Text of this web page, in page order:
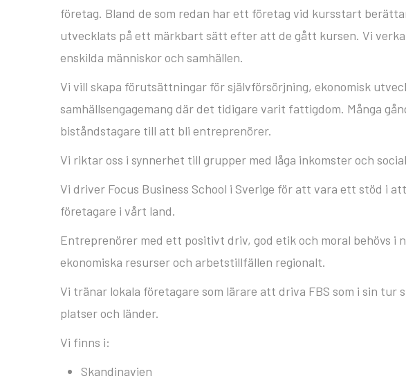
företag. Bland de som redan har ett företag vid kursstart
utvecklats på ett märkbart sätt efter att de gått kursen. Vi
enskilda människor och samhällen.
Vi vill skapa förutsättningar för självförsörjning, ekonomisk
samhällsengagemang där det tidigare varit fattigdom. Många
biståndstagare till att bli entreprenörer.
Vi riktar oss i synnerhet till grupper med låga inkomster och
Vi driver Focus Business School i Sverige för att vara ett stöd i
företagare i vårt land.
Entreprenörer med ett positivt driv, god etik och moral behövs i
ekonomiska resurser och arbetstillfällen regionalt.
Vi tränar lokala företagare som lärare att driva FBS som i sin tur
platser och länder.
Vi finns i:
Skandinavien